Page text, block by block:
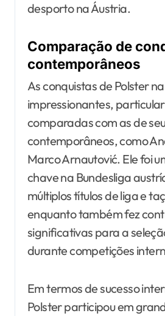
desporto na Áustria.
Comparação de
contemporâneos
As conquistas de Polster
impressionantes,
comparadas com as de
contemporâneos, como
Marco Arnautović. Ele foi
chave na Bundesliga
múltiplos títulos de liga e
enquanto também fez
significativas para a
durante competições
Em termos de sucesso
Polster participou em